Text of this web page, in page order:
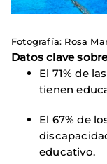
Fotografía: Rosa
Datos clave
El 71% de
tienen
El 67% de
educativo.